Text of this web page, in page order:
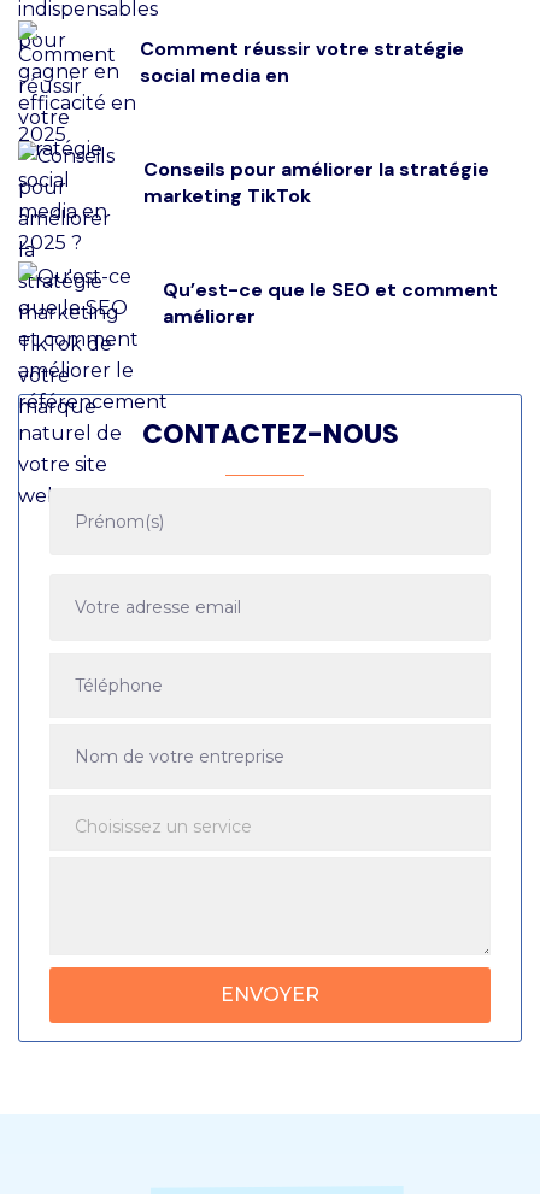
Comment réussir votre stratégie
social media en
Conseils pour améliorer la stratégie
marketing TikTok
Qu’est-ce que le SEO et comment
améliorer
CONTACTEZ-NOUS